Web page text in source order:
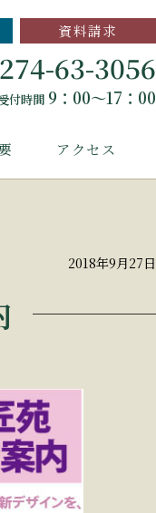
資料請求
63-3056
付時間 9：00～17：00
アクセス
2018年9月27日